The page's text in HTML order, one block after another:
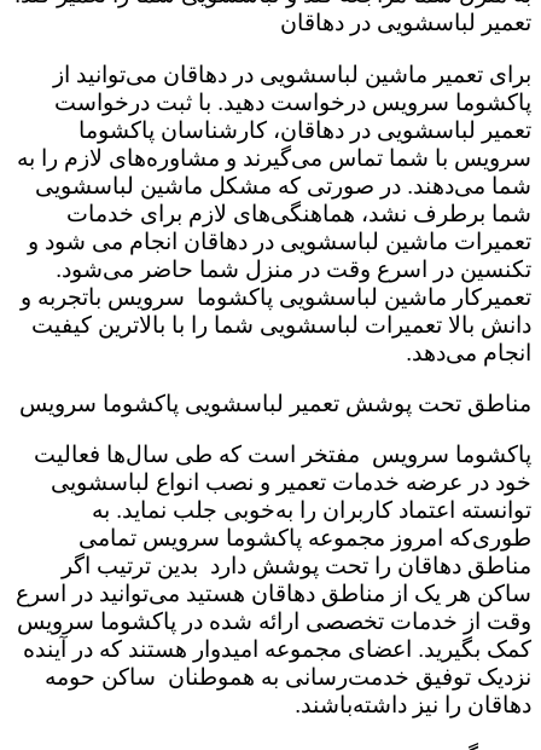
تعمیر لباسشویی در دهاقان
برای تعمیر ماشین لباسشویی در دهاقان می‌توانید از
پاکشوما سرویس درخواست دهید. با ثبت درخواست
تعمیر لباسشویی در دهاقان، کارشناسان پاکشوما
سرویس با شما تماس می‌گیرند و مشاوره‌های لازم را به
شما می‌دهند. در صورتی که مشکل ماشین لباسشویی
شما برطرف نشد، هماهنگی‌های لازم برای خدمات
تعمیرات ماشین لباسشویی در دهاقان انجام می شود و
تکنسین در اسرع وقت در منزل شما حاضر می‌شود.
تعمیرکار ماشین لباسشویی پاکشوما سرویس باتجربه و
دانش بالا تعمیرات لباسشویی شما را با بالاترین کیفیت
انجام می‌دهد.
مناطق تحت پوشش تعمیر لباسشویی پاکشوما سرویس
پاکشوما سرویس مفتخر است که طی سال‌ها فعالیت
خود در عرضه خدمات تعمیر و نصب انواع لباسشویی
توانسته اعتماد کاربران را به‌خوبی جلب نماید. به
طوری‌که امروز مجموعه پاکشوما سرویس تمامی
مناطق دهاقان را تحت پوشش دارد بدین ترتیب اگر
ساکن هر یک از مناطق دهاقان هستید می‌توانید در اسرع
وقت از خدمات تخصصی ارائه شده در پاکشوما سرویس
کمک بگیرید. اعضای مجموعه امیدوار هستند که در آینده
نزدیک توفیق خدمت‌رسانی به هموطنان ساکن حومه
دهاقان را نیز داشته‌باشند.